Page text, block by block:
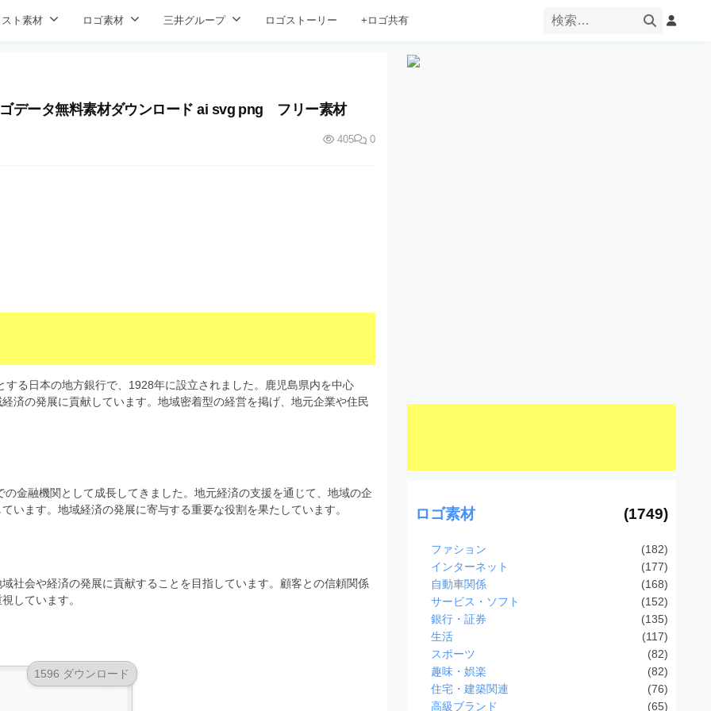
ト素材 ロゴ素材 三井グループ ロゴストーリー +ロゴ共有
データ無料素材ダウンロード ai svg png フリー素材
405 0
る日本の地方銀行で、1928年に設立されました。鹿児島県内を中心
済の発展に貢献しています。地域密着型の経営を掲げ、地元企業や住民
金融機関として成長してきました。地元経済の支援を通じて、地域の企
います。地域経済の発展に寄与する重要な役割を果たしています。
社会や経済の発展に貢献することを目指しています。顧客との信頼関係
しています。
1596 ダウンロード
ロゴ素材 (1749)
ファション
(182)
インターネット
(177)
自動車関係
(168)
サービス・ソフト
(152)
銀行・証券
(135)
生活
(117)
スポーツ
(82)
趣味・娯楽
(82)
住宅・建築関連
(76)
高級ブランド
(65)